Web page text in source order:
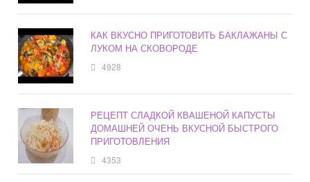
КАК ВКУСНО ПРИГОТОВИТЬ БАКЛАЖАНЫ С
ЛУКОМ НА СКОВОРОДЕ
4928
РЕЦЕПТ СЛАДКОЙ КВАШЕНОЙ КАПУСТЫ
ДОМАШНЕЙ ОЧЕНЬ ВКУСНОЙ БЫСТРОГО
ПРИГОТОВЛЕНИЯ
4353